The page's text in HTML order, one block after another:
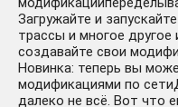
Загружайте и
трассы и многое
создавайте свои
Новинка: теперь вы
модификациями по
далеко не всё. Вот что